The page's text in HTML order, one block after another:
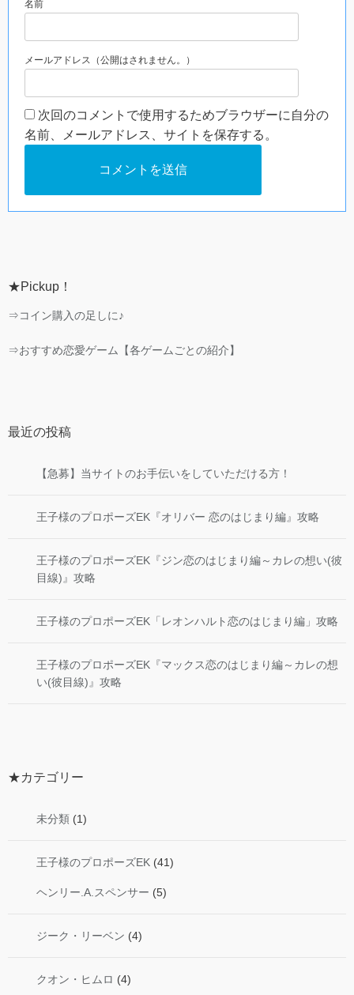
名前
メールアドレス（公開はされません。）
次回のコメントで使用するためブラウザーに自分の
名前、メールアドレス、サイトを保存する。
★Pickup！
⇒コイン購入の足しに♪
⇒おすすめ恋愛ゲーム【各ゲームごとの紹介】
最近の投稿
【急募】当サイトのお手伝いをしていただける方！
王子様のプロポーズEK『オリバー 恋のはじまり編』攻略
王子様のプロポーズEK『ジン恋のはじまり編～カレの想い(彼
目線)』攻略
王子様のプロポーズEK「レオンハルト恋のはじまり編」攻略
王子様のプロポーズEK『マックス恋のはじまり編～カレの想
い(彼目線)』攻略
★カテゴリー
未分類 (1)
王子様のプロポーズEK (41)
ヘンリー.A.スペンサー (5)
ジーク・リーベン (4)
クオン・ヒムロ (4)